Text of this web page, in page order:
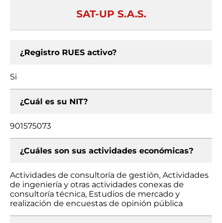
SAT-UP S.A.S.
¿Registro RUES activo?
Si
¿Cuál es su NIT?
901575073
¿Cuáles son sus actividades económicas?
Actividades de consultoría de gestión, Actividades
de ingeniería y otras actividades conexas de
consultoría técnica, Estudios de mercado y
realización de encuestas de opinión pública